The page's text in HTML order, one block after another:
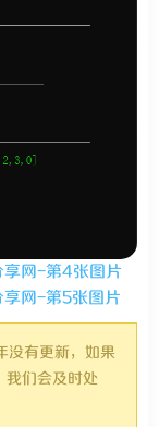
没有更新，如果
我们会及时处